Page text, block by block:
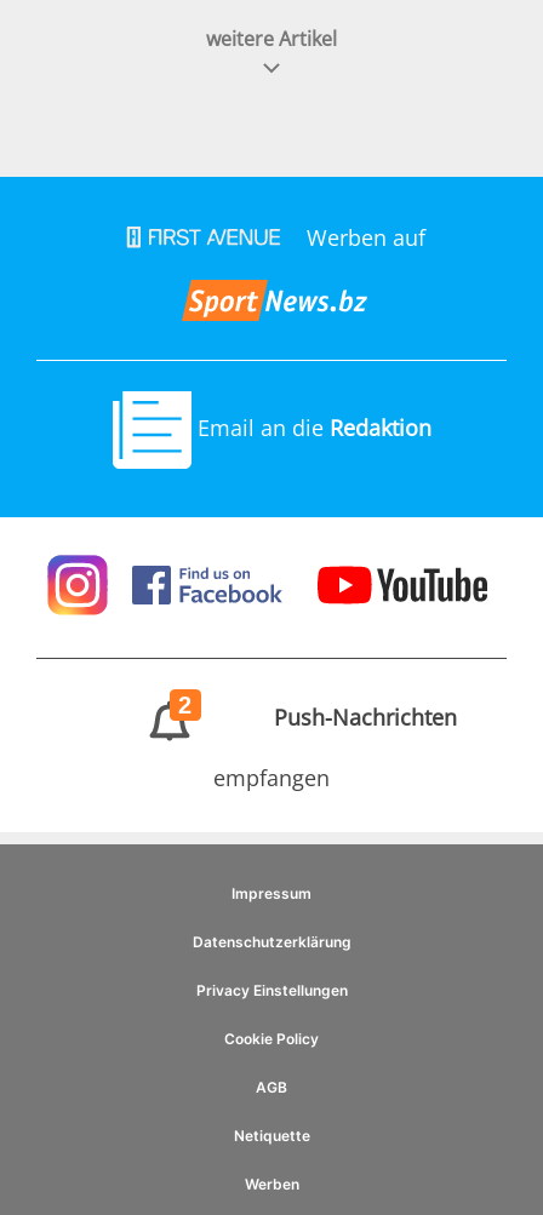
weitere Artikel
Werben auf
Email an die Redaktion
2 Push-Nachrichten
empfangen
Impressum
Datenschutzerklärung
Privacy Einstellungen
Cookie Policy
AGB
Netiquette
Werben